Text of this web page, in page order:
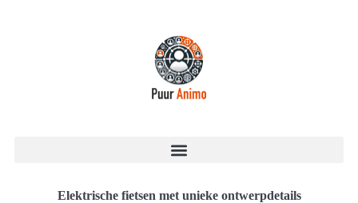
Elektrische fietsen met unieke ontwerpdetails